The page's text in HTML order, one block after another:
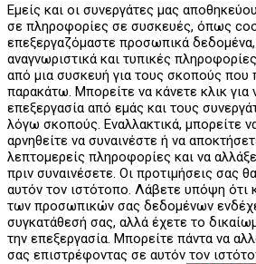
Εμείς και οι συνεργάτες μας
σε πληροφορίες σε συσκευές, όπως
επεξεργαζόμαστε προσωπικά
αναγνωριστικά και τυπικές
από μια συσκευή για τους σκοπούς που
παρακάτω. Μπορείτε να κάνετε κλικ για
επεξεργασία από εμάς και τους
λόγω σκοπούς. Εναλλακτικά, μπορείτε
αρνηθείτε να συναινέστε ή να
λεπτομερείς πληροφορίες και να
πριν συναινέσετε. Οι προτιμήσεις σας
αυτόν τον ιστότοπο. Λάβετε υπόψη ότι
των προσωπικών σας δεδομένων
συγκατάθεσή σας, αλλά έχετε το
την επεξεργασία. Μπορείτε πάντα να
σας επιστρέφοντας σε αυτόν τον